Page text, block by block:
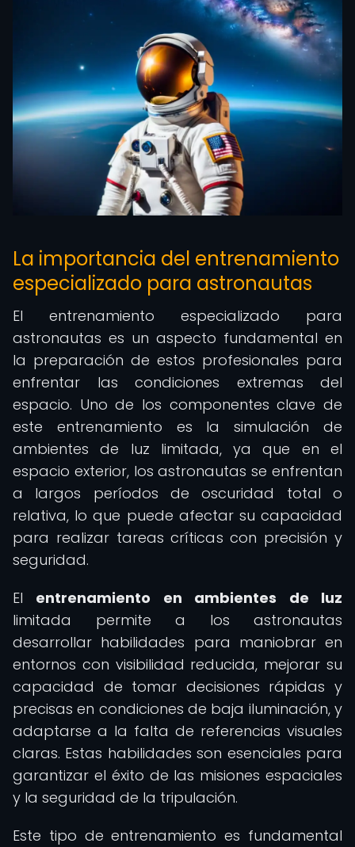
La importancia del entrenamiento
especializado para astronautas
El entrenamiento especializado para
astronautas es un aspecto fundamental en
la preparación de estos profesionales para
enfrentar las condiciones extremas del
espacio. Uno de los componentes clave de
este entrenamiento es la simulación de
ambientes de luz limitada, ya que en el
espacio exterior, los astronautas se enfrentan
a largos períodos de oscuridad total o
relativa, lo que puede afectar su capacidad
para realizar tareas críticas con precisión y
seguridad.
El entrenamiento en ambientes de luz
limitada permite a los astronautas
desarrollar habilidades para maniobrar en
entornos con visibilidad reducida, mejorar su
capacidad de tomar decisiones rápidas y
precisas en condiciones de baja iluminación, y
adaptarse a la falta de referencias visuales
claras. Estas habilidades son esenciales para
garantizar el éxito de las misiones espaciales
y la seguridad de la tripulación.
Este tipo de entrenamiento es fundamental